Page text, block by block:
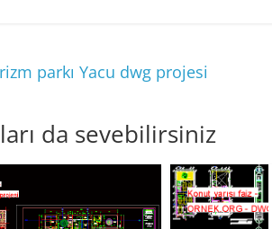
parkı Yacu dwg projesi
da sevebilirsiniz